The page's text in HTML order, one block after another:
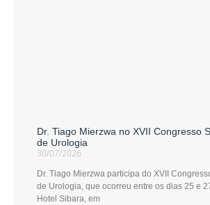
Dr. Tiago Mierzwa no XVII Congresso
de Urologia
30/07/2026
Dr. Tiago Mierzwa participa do XVII
de Urologia, que ocorreu entre os dias 25 e
Hotel Sibara, em